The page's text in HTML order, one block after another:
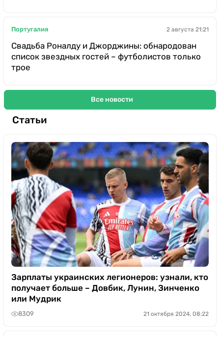
Португалия 2 августа 21:21
Свадьба Роналду и Джорджины: обнародован
список звездных гостей – футболистов только
трое
Все новости
Статьи
Зарплаты украинских легионеров: узнали, кто
получает больше – Довбик, Лунин, Зинченко
или Мудрик
8309 21 октября 2024, 08:22